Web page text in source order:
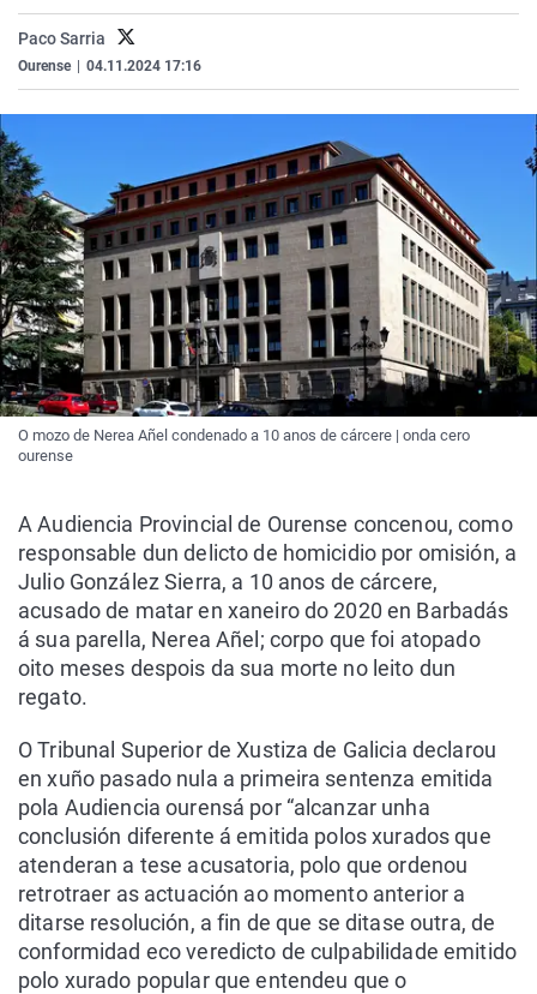
La rosa de los vientos
Caso
Operación Viuda
Extremadura
Navarra
País Vasco
Virales
Paco Sarria
Ourense 04.11.2024 17:16
O mozo de Nerea Añel condenado a 10 anos de cárcere | onda cero
ourense
A Audiencia Provincial de Ourense concenou, como
responsable dun delicto de homicidio por omisión, a
Julio González Sierra, a 10 anos de cárcere,
acusado de matar en xaneiro do 2020 en Barbadás
á sua parella, Nerea Añel; corpo que foi atopado
oito meses despois da sua morte no leito dun
regato.
O Tribunal Superior de Xustiza de Galicia declarou
en xuño pasado nula a primeira sentenza emitida
pola Audiencia ourensá por “alcanzar unha
conclusión diferente á emitida polos xurados que
atenderan a tese acusatoria, polo que ordenou
retrotraer as actuación ao momento anterior a
ditarse resolución, a fin de que se ditase outra, de
conformidad eco veredicto de culpabilidade emitido
polo xurado popular que entendeu que o